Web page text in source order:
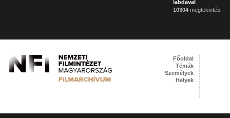
labdával
10304 megtekintés
Főoldal
Témák
Személyek
Helyek